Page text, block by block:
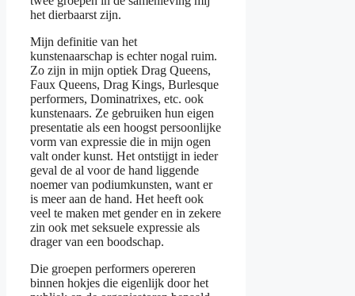
het dierbaarst zijn.
Mijn definitie van het
kunstenaarschap is echter nogal ruim.
Zo zijn in mijn optiek Drag Queens,
Faux Queens, Drag Kings, Burlesque
performers, Dominatrixes, etc. ook
kunstenaars. Ze gebruiken hun eigen
presentatie als een hoogst persoonlijke
vorm van expressie die in mijn ogen
valt onder kunst. Het ontstijgt in ieder
geval de al voor de hand liggende
noemer van podiumkunsten, want er
is meer aan de hand. Het heeft ook
veel te maken met gender en in zekere
zin ook met seksuele expressie als
drager van een boodschap.
Die groepen performers opereren
binnen hokjes die eigenlijk door het